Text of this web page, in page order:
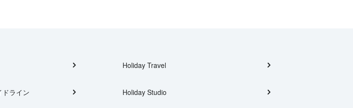
ドライン
Holiday Travel
Holiday Studio